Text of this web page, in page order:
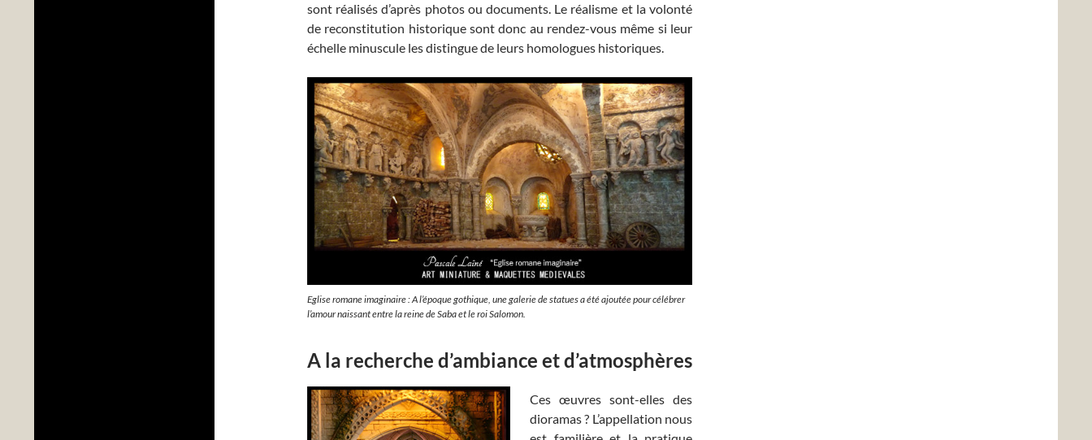
sont réalisés d’après photos ou documents. Le réalisme et la volonté
de reconstitution historique sont donc au rendez-vous même si leur
échelle minuscule les distingue de leurs homologues historiques.
Eglise romane imaginaire : A l’époque gothique, une galerie de statues a été ajoutée pour célébrer
l’amour naissant entre la reine de Saba et le roi Salomon.
A la recherche d’ambiance et d’atmosphères
Ces œuvres sont-elles des
dioramas ? L’appellation nous